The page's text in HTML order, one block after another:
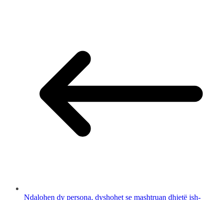
Ndalohen dy persona, dyshohet se mashtruan dhjetë ish-